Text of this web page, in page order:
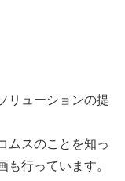
リューションの提
ムスのことを知っ
行っています。